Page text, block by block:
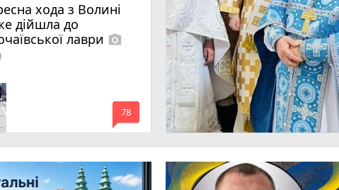
хода з Волині
дійшла до
лаври photo_camera
mode_comment
78